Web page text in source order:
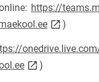
https://
link opens
)
link opens on new
)